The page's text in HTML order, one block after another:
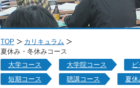
TOP
カリキュラム
夏休み・冬休みコース
大学コース
大学院コース
短期コース
聴講コース 夏休